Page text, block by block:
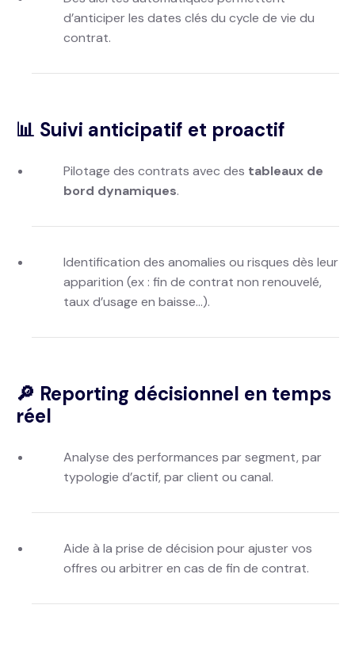
d’anticiper les dates clés du cycle de vie du
contrat.
📊 Suivi anticipatif et proactif
Pilotage des contrats avec des tableaux de
bord dynamiques.
Identification des anomalies ou risques dès leur
apparition (ex : fin de contrat non renouvelé,
taux d’usage en baisse...).
🔎 Reporting décisionnel en temps
réel
Analyse des performances par segment, par
typologie d’actif, par client ou canal.
Aide à la prise de décision pour ajuster vos
offres ou arbitrer en cas de fin de contrat.